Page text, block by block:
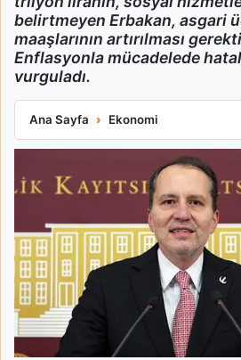
belirtmeyen Erbakan, asgari
maaşlarının artırılması
Enflasyonla mücadelede
vurguladı.
Ana Sayfa Ekonomi
Fatih Erbakan'dan asgari ücret